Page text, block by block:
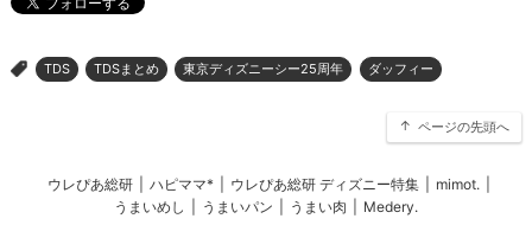
> TDS TDSまとめ 東京ディズニーシー25周年 ダッフィー
ページの先頭へ
ウレぴあ総研 ハピママ* ウレぴあ総研 ディズニー特集 mimot.
うまいめし
うまいパン うまい肉 Medery.